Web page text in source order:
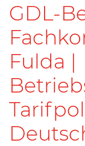
GDL-
Fulda |